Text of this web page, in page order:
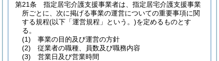
第21条
指定居宅介護支援事業者は、指定居宅介護支援事業
所ごとに、次に掲げる事業の運営についての重要事項に関
する規程(以下「運営規程」という。)を定めるものとす
る。
(1)
事業の目的及び運営の方針
(2)
従業者の職種、員数及び職務内容
(3)
営業日及び営業時間